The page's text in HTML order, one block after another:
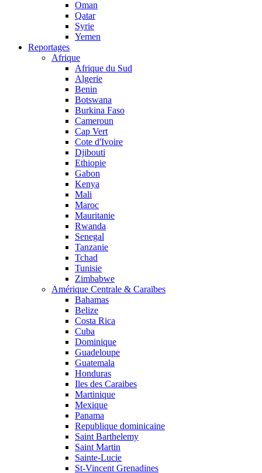
Oman
Qatar
Syrie
Yemen
Reportages
Afrique
Afrique du Sud
Algerie
Benin
Botswana
Burkina Faso
Cameroun
Cap Vert
Cote d'Ivoire
Djibouti
Ethiopie
Gabon
Kenya
Mali
Maroc
Mauritanie
Rwanda
Senegal
Tanzanie
Tchad
Tunisie
Zimbabwe
Amérique Centrale & Caraïbes
Bahamas
Belize
Costa Rica
Cuba
Dominique
Guadeloupe
Guatemala
Honduras
Iles des Caraibes
Martinique
Mexique
Panama
Republique dominicaine
Saint Barthelemy
Saint Martin
Sainte-Lucie
St-Vincent Grenadines